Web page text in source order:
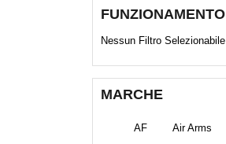
FUNZIONAMENTO
Nessun Filtro Selezionabile
MARCHE
AF Air Arms